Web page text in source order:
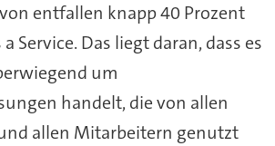
entfallen knapp 40 Prozent
Service. Das liegt daran, dass es
um
handelt, die von allen
allen Mitarbeitern genutzt